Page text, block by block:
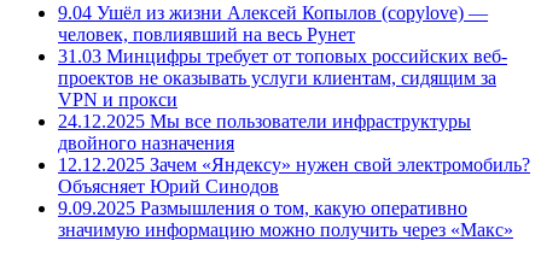
9.04 Ушёл из жизни Алексей Копылов (copylove) —
человек, повлиявший на весь Рунет
31.03 Минцифры требует от топовых российских веб-
проектов не оказывать услуги клиентам, сидящим за
VPN и прокси
24.12.2025 Мы все пользователи инфраструктуры
двойного назначения
12.12.2025 Зачем «Яндексу» нужен свой электромобиль?
Объясняет Юрий Синодов
9.09.2025 Размышления о том, какую оперативно
значимую информацию можно получить через «Макс»